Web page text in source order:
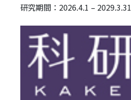
研究期間：2026.4.1 – 2029.3.31